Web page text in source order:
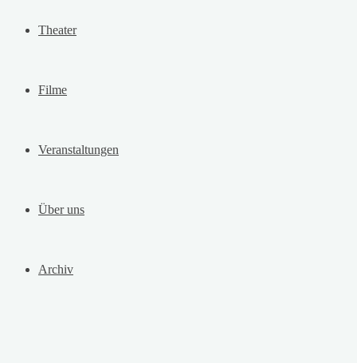
Theater
Filme
Veranstaltungen
Über uns
Archiv